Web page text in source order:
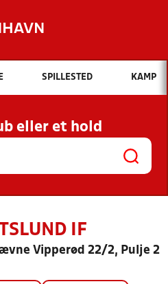
Hvad vil du søge efter?
INDHOLD OG NYHEDER
KLUBBER OG
SPILLESTED KAMP
eller et hold
IF
Vipperød 22/2, Pulje 2